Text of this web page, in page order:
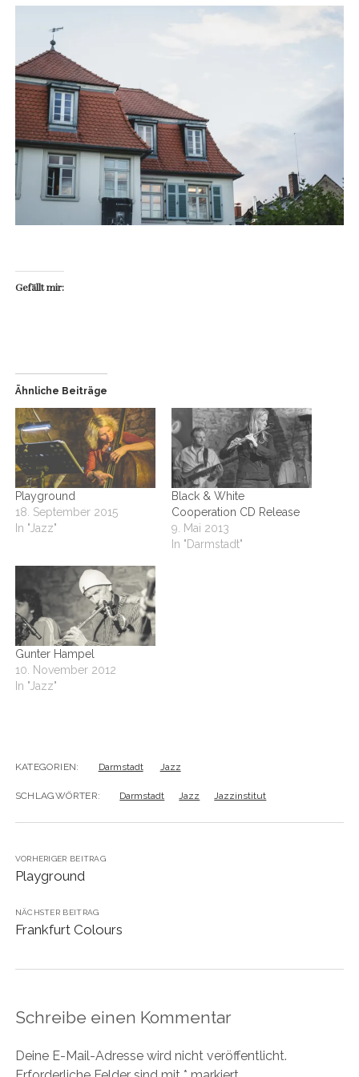
Gefällt mir:
Ähnliche Beiträge
Playground
18. September 2015
In "Jazz"
Black & White
Cooperation CD Release
9. Mai 2013
In "Darmstadt"
Gunter Hampel
10. November 2012
In "Jazz"
KATEGORIEN: Darmstadt Jazz
SCHLAGWÖRTER: Darmstadt Jazz Jazzinstitut
VORHERIGER BEITRAG
Playground
NÄCHSTER BEITRAG
Frankfurt Colours
Schreibe einen Kommentar
Deine E-Mail-Adresse wird nicht veröffentlicht.